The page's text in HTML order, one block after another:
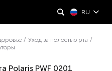
RU
/ Уход за полостью рта /
Polaris PWF 0201